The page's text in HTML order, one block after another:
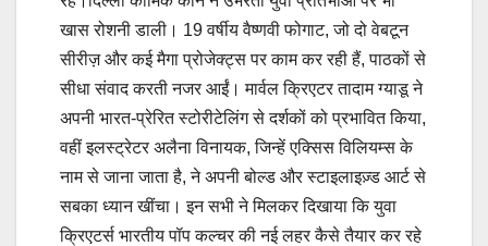
खास रोशनी डाली। 19 वर्षीय वैष्णवी फोगाट, जो दो वेबटून
सीरीज़ और कई मैगा प्रोजेक्ट्स पर काम कर रही हैं, पाठकों से
सीधा संवाद करती नजर आईं। मार्वल क्रिएटर तादाम ग्याडू ने
अपनी भारत-प्रेरित स्टोरीटेलिंग से दर्शकों को प्रभावित किया,
वहीं इलस्ट्रेटर अलैना विनायक, जिन्हें एक्सिस विलियम्स के
नाम से जाना जाता है, ने अपनी बोल्ड और स्टाइलाइज़्ड आर्ट से
सबका ध्यान खींचा। इन सभी ने मिलकर दिखाया कि युवा
क्रिएटर्स भारतीय पॉप कल्चर की नई लहर कैसे तैयार कर रहे